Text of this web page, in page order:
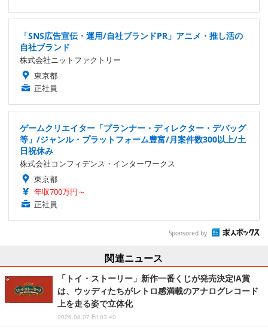
「SNS広告宣伝・運用/自社ブランドPR」アニメ・推し活の
自社ブランド
株式会社ニットファクトリー
東京都
正社員
ゲームクリエイター「プランナー・ディレクター・デバッグ
等」/ジャンル・プラットフォーム豊富/月案件数300以上/土
日祝休み
株式会社コンフィデンス・インターワークス
東京都
年収700万円～
正社員
Sponsored by
関連ニュース
「トイ・ストーリー」新作一番くじが発売決定!A賞
は、ウッディたちがレトロ感満載のアナログレコード
上を走る姿で立体化
2026.08.07 Fri 03:40